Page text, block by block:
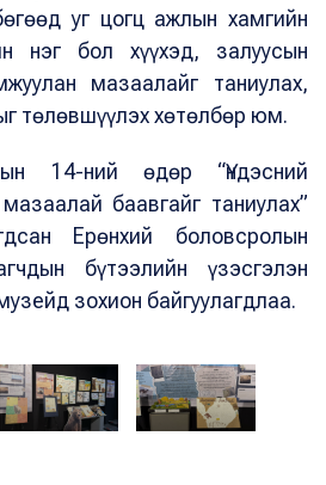
уг цогц ажлын хамгийн
нэг бол хүүхэд, залуусын
мазаалайг таниулах,
төлөвшүүлэх хөтөлбөр юм.
14-ний өдөр “Үндэсний
баавгайг таниулах”
Ерөнхий боловсролын
бүтээлийн үзэсгэлэн
зохион байгуулагдлаа.